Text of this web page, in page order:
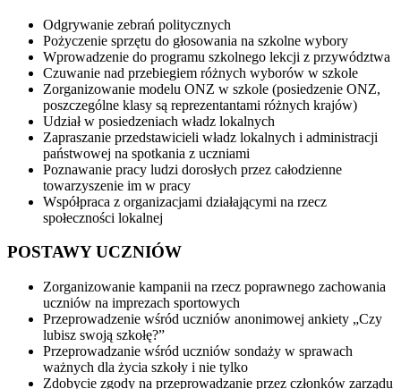
Odgrywanie zebrań politycznych
Pożyczenie sprzętu do głosowania na szkolne wybory
Wprowadzenie do programu szkolnego lekcji z przywództwa
Czuwanie nad przebiegiem różnych wyborów w szkole
Zorganizowanie modelu ONZ w szkole (posiedzenie ONZ,
poszczególne klasy są reprezentantami różnych krajów)
Udział w posiedzeniach władz lokalnych
Zapraszanie przedstawicieli władz lokalnych i administracji
państwowej na spotkania z uczniami
Poznawanie pracy ludzi dorosłych przez całodzienne
towarzyszenie im w pracy
Współpraca z organizacjami działającymi na rzecz
społeczności lokalnej
POSTAWY UCZNIÓW
Zorganizowanie kampanii na rzecz poprawnego zachowania
uczniów na imprezach sportowych
Przeprowadzenie wśród uczniów anonimowej ankiety „Czy
lubisz swoją szkołę?”
Przeprowadzanie wśród uczniów sondaży w sprawach
ważnych dla życia szkoły i nie tylko
Zdobycie zgody na przeprowadzanie przez członków zarządu